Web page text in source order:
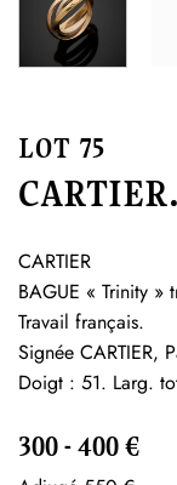
LOT 75
CARTIER
BAGUE « Trinity
Travail français.
Signée CARTIER,
Doigt : 51. Larg.
300 - 400 €